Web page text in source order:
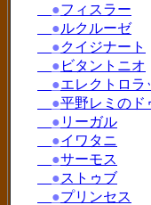
●フィスラー
●ルクルーゼ
●クイジナート
● ビタントニオ
●エレクトロラ
●平野レミのド
● リーガル
●イワタニ
●サーモス
●ストゥブ
●プリンセス